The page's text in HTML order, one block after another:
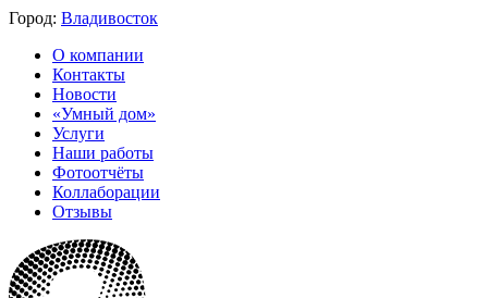
Город: Владивосток
О компании
Контакты
Новости
«Умный дом»
Услуги
Наши работы
Фотоотчёты
Коллаборации
Отзывы